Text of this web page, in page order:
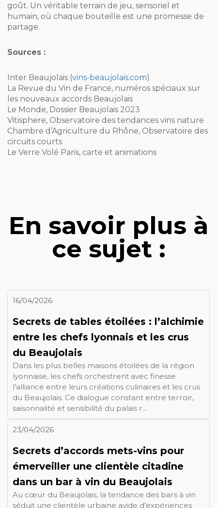
goût. Un véritable terrain de jeu, sensoriel et
humain, où chaque bouteille est une promesse de
partage.
Sources :
Inter Beaujolais (vins-beaujolais.com)
La Revue du Vin de France, numéros spéciaux sur
les nouveaux accords Beaujolais
Le Monde, Dossier Beaujolais 2023
Vitisphere, Observatoire des tendances vins nature
Chambre d’Agriculture du Rhône, Observatoire des
circuits courts
Le Verre Volé Paris, carte et animations
En savoir plus à
ce sujet :
16/04/2026
Secrets de tables étoilées : l’alchimie
entre les chefs lyonnais et les crus
du Beaujolais
Dans les plus belles maisons étoilées de la région
lyonnaise, les chefs orchestrent avec finesse
l’alliance entre leurs créations culinaires et les crus
du Beaujolais. Ce dialogue constant entre terroir,
saisonnalité et sensibilité du palais r...
23/04/2026
Secrets d’accords mets-vins pour
émerveiller une clientèle citadine
dans un bar à vin du Beaujolais
Au cœur du Beaujolais, la tendance des bars à vin
séduit une clientèle urbaine avide d’expériences